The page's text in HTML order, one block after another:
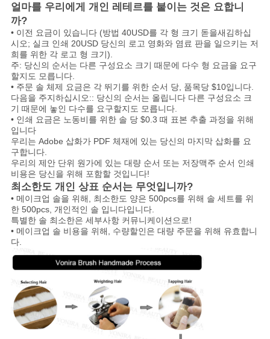
얼마를 우리에게 개인 레테르를 붙이는 것은 요합니
까?
• 이전 요금이 있습니다 (방법 40USD를 각 형 크기 돋을새김하십
시오; 실크 인쇄 20USD 당신의 로고 영화와 염료 판을 일으키는 저
희를 위한 각 로고 형 크기).
주: 당신의 순서는 다른 구성요소 크기 때문에 다수 형 요금을 요구
할지도 모릅니다.
• 주문 솔 체제 요금은 각 뛰기를 위한 순서 당, 품목당 $10입니다.
다음을 주지하십시오:: 당신의 순서는 올립니다 다른 구성요소 크
기 때문에 놓인 다수를 요구할지도 모릅니다.
• 인쇄 요금은 노동비를 위한 솔 당 $0.3 때 표본 추출 과정을 위해
입니다
우리는 Adobe 삽화가 PDF 체재에 있는 당신의 마지막 삽화를 요
구합니다.
우리의 제안 단위 원가에 있는 대량 순서 또는 저장맥주 순서 인쇄
비용은 당신을 위해 포함할 것입니다!
최소한도 개인 상표 순서는 무엇입니까?
• 메이크업 솔을 위해, 최소한도 양은 500pcs를 위해 솔 세트를 위
한 500pcs, 개인적인 솔 입니다입니다.
특별한 솔 최소한은 세부사항 커뮤니케이션으로!
• 메이크업 솔 비용을 위해, 수량할인은 대량 주문을 위해 유효합니
다.